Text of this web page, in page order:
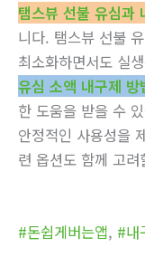
탬스뷰 선불 유심과
니다. 탬스뷰 선불
최소화하면서도 실
유심 소액 내구제 방
한 도움을 받을 수
안정적인 사용성을
련 옵션도 함께 고
#돈쉽게버는앱, #내